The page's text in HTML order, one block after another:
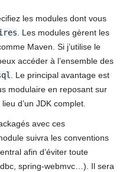
les modules dont vous
. Les modules gèrent les
Maven. Si j’utilise le
accéder à l’ensemble des
. Le principal avantage est
modulaire en reposant sur
d’un JDK complet.
avec ces
suivra les conventions
afin d’éviter toute
spring-webmvc…). Il sera